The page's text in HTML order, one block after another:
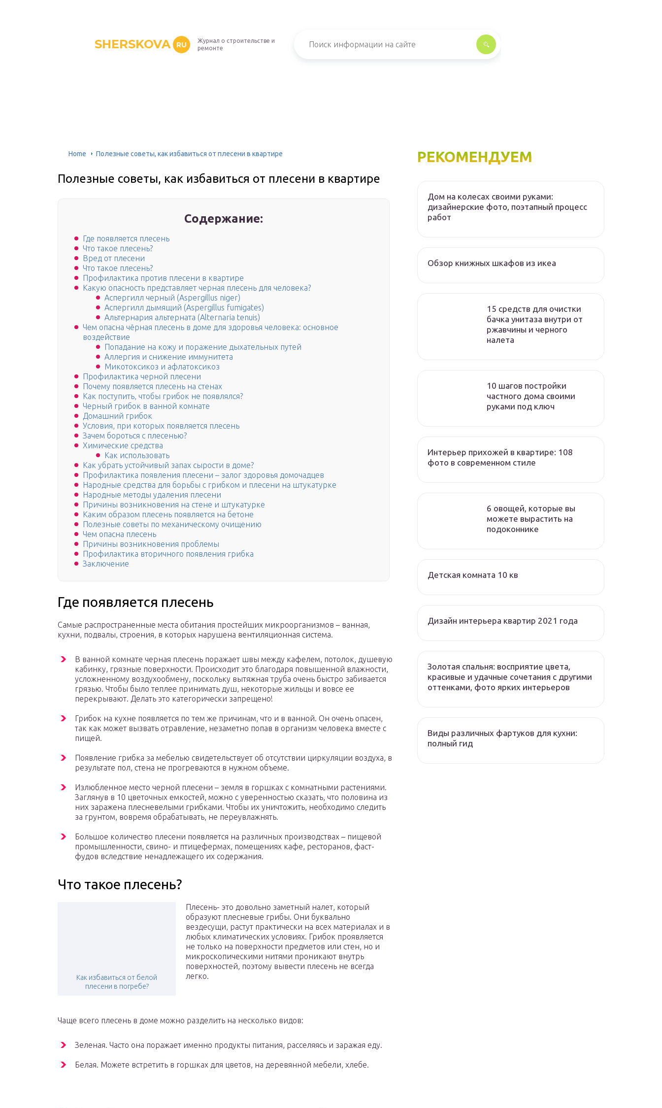
SHERSKOVA RU
Журнал о строительстве и
ремонте
Home Полезные советы, как избавиться от плесени в квартире
Полезные советы, как избавиться от плесени в квартире
Содержание:
Где появляется плесень
Что такое плесень?
Вред от плесени
Что такое плесень?
Профилактика против плесени в квартире
Какую опасность представляет черная плесень для человека?
Аспергилл черный (Aspergillus niger)
Аспергилл дымящий (Aspergillus fumigates)
Альтернария альтерната (Alternaria tenuis)
Чем опасна чёрная плесень в доме для здоровья человека: основное
воздействие
Попадание на кожу и поражение дыхательных путей
Аллергия и снижение иммунитета
Микотоксикоз и афлатоксикоз
Профилактика черной плесени
Почему появляется плесень на стенах
Как поступить, чтобы грибок не появлялся?
Черный грибок в ванной комнате
Домашний грибок
Условия, при которых появляется плесень
Зачем бороться с плесенью?
Химические средства
Как использовать
Как убрать устойчивый запах сырости в доме?
Профилактика появления плесени – залог здоровья домочадцев
Народные средства для борьбы с грибком и плесени на штукатурке
Народные методы удаления плесени
Причины возникновения на стене и штукатурке
Каким образом плесень появляется на бетоне
Полезные советы по механическому очищению
Чем опасна плесень
Причины возникновения проблемы
Профилактика вторичного появления грибка
Заключение
Где появляется плесень
Самые распространенные места обитания простейших микроорганизмов – ванная,
кухни, подвалы, строения, в которых нарушена вентиляционная система.
В ванной комнате черная плесень поражает швы между кафелем, потолок, душевую
кабинку, грязные поверхности. Происходит это благодаря повышенной влажности,
усложненному воздухообмену, поскольку вытяжная труба очень быстро забивается
грязью. Чтобы было теплее принимать душ, некоторые жильцы и вовсе ее
перекрывают. Делать это категорически запрещено!
Грибок на кухне появляется по тем же причинам, что и в ванной. Он очень опасен,
так как может вызвать отравление, незаметно попав в организм человека вместе с
пищей.
Появление грибка за мебелью свидетельствует об отсутствии циркуляции воздуха, в
результате пол, стена не прогреваются в нужном объеме.
Излюбленное место черной плесени – земля в горшках с комнатными растениями.
Заглянув в 10 цветочных емкостей, можно с уверенностью сказать, что половина из
них заражена плесневелыми грибками. Чтобы их уничтожить, необходимо следить
за грунтом, вовремя обрабатывать, не переувлажнять.
Большое количество плесени появляется на различных производствах – пищевой
промышленности, свино- и птицефермах, помещениях кафе, ресторанов, фаст-
фудов вследствие ненадлежащего их содержания.
Что такое плесень?
Как избавиться от белой
плесени в погребе?
Плесень- это довольно заметный налет, который
образуют плесневые грибы. Они буквально
вездесущи, растут практически на всех материалах и в
любых климатических условиях. Грибок проявляется
не только на поверхности предметов или стен, но и
микроскопическими нитями проникают внутрь
поверхностей, поэтому вывести плесень не всегда
легко.
Чаще всего плесень в доме можно разделить на несколько видов:
Зеленая. Часто она поражает именно продукты питания, расселяясь и заражая еду.
Белая. Можете встретить в горшках для цветов, на деревянной мебели, хлебе.
РЕКОМЕНДУЕМ
Дом на колесах своими руками:
дизайнерские фото, поэтапный процесс
работ
Обзор книжных шкафов из икеа
15 средств для очистки
бачка унитаза внутри от
ржавчины и черного
налета
10 шагов постройки
частного дома своими
руками под ключ
Интерьер прихожей в квартире: 108
фото в современном стиле
6 овощей, которые вы
можете вырастить на
подоконнике
Детская комната 10 кв
Дизайн интерьера квартир 2021 года
Золотая спальня: восприятие цвета,
красивые и удачные сочетания с другими
оттенками, фото ярких интерьеров
Виды различных фартуков для кухни:
полный гид